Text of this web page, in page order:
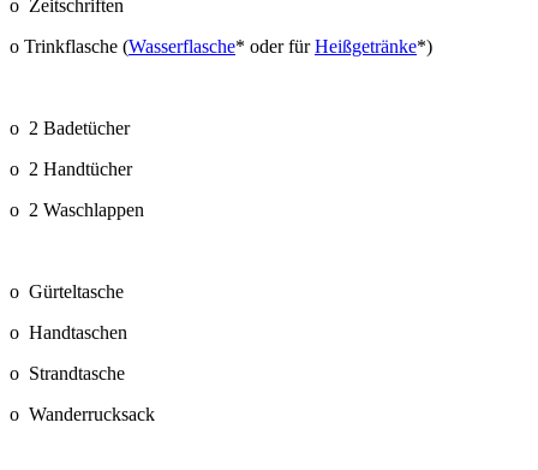
o Zeitschriften
o Trinkflasche (Wasserflasche* oder fürHeißgetränke*)
o 2 Badetücher
o 2 Handtücher
o 2 Waschlappen
o Gürteltasche
o Handtaschen
o Strandtasche
o Wanderrucksack